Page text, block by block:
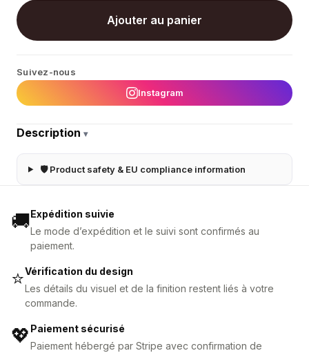
Ajouter au panier
Suivez-nous
Instagram
Description ▾
🛡 Product safety & EU compliance information
🚚Expédition suivie
Le mode d’expédition et le suivi sont confirmés au
paiement.
⭐Vérification du design
Les détails du visuel et de la finition restent liés à votre
commande.
💖 Paiement sécurisé
Paiement hébergé par Stripe avec confirmation de